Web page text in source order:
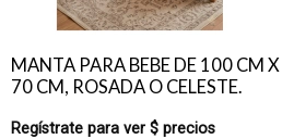
MANTA PARA BEBE DE 100 CM X
70 CM, ROSADA O CELESTE.
Regístrate para ver $ precios